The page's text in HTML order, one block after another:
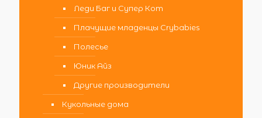
Леди Баг и Супер Кот
Плачущие младенцы Crybabies
Полесье
Юник Айз
Другие производители
Кукольные дома